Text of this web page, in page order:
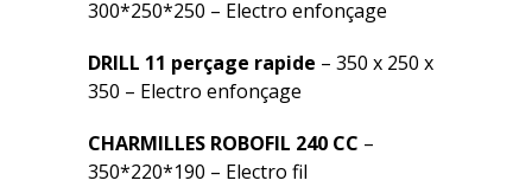
300*250*250 – Electro enfonçage
DRILL 11 perçage rapide – 350 x 250 x
350 – Electro enfonçage
CHARMILLES ROBOFIL 240 CC –
350*220*190 – Electro fil